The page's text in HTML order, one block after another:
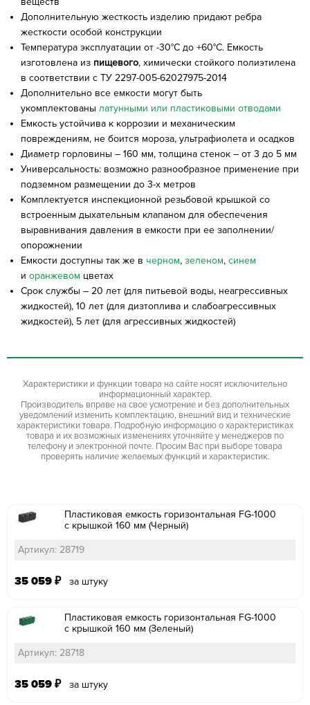
Дополнительную жесткость изделию придают ребра
жесткости особой конструкции
Температура эксплуатации от -30°C до +60°C. Емкость
изготовлена из пищевого, химически стойкого полиэтилена
в соответствии с ТУ 2297-005-62027975-2014
Дополнительно все емкости могут быть
укомплектованы латунными или пластиковыми отводами
Емкость устойчива к коррозии и механическим
повреждениям, не боится мороза, ультрафиолета и осадков
Диаметр горловины – 160 мм, толщина стенок – от 3 до 5 мм
Универсальность: возможно разнообразное применение при
подземном размещении до 3-х метров
Комплектуется инспекционной резьбовой крышкой со
встроенным дыхательным клапаном для обеспечения
выравнивания давления в емкости при ее заполнении/
опорожнении
Емкости доступны так же в черном, зеленом, синем
и оранжевом цветах
Срок службы – 20 лет (для питьевой воды, неагрессивных
жидкостей), 10 лет (для дизтоплива и слабоагрессивных
жидкостей), 5 лет (для агрессивных жидкостей)
Характеристики и функции товара на сайте носят исключительно
информационный характер.
Производитель вправе на свое усмотрение и без дополнительных
уведомлений изменить комплектацию, внешний вид и технические
характеристики товара. Подробную информацию о характеристиках
товара и их возможных изменениях уточняйте у менеджеров по
телефону и электронной почте. Просим Вас при выборе товара
проверять наличие желаемых функций и характеристик.
Пластиковая емкость горизонтальная FG-1000
с крышкой 160 мм (Черный)
Артикул: 28719
35 059 ₽ за штуку
Пластиковая емкость горизонтальная FG-1000
с крышкой 160 мм (Зеленый)
Артикул: 28718
35 059 ₽ за штуку